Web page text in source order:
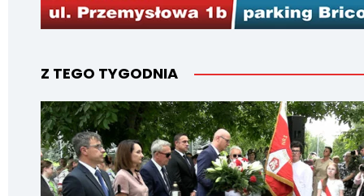
Z TEGO TYGODNIA